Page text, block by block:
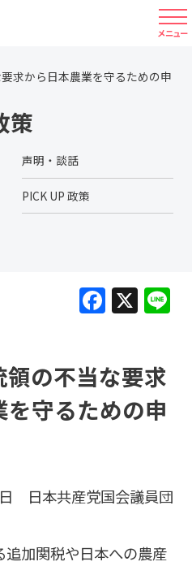
求から日本農業を守るための申
策
声明・談話
PICK UP 政策
F
e
b
o
k
X
領の不当な要求
守るための申
日本共産党国会議員団
加関税や日本への農産